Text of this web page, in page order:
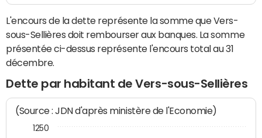
L'encours de la dette représente la somme que Vers-
sous-Sellières doit rembourser aux banques. La somme
présentée ci-dessus représente l'encours total au 31
décembre.
Dette par habitant de Vers-sous-Sellières
(Source : JDN d'après ministère de l'Economie)
1250